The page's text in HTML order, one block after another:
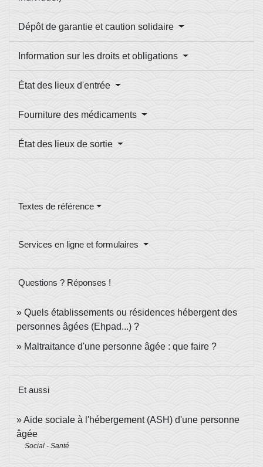
Dépôt de garantie et caution solidaire
Information sur les droits et obligations
État des lieux d'entrée
Fourniture des médicaments
État des lieux de sortie
Textes de référence
Services en ligne et formulaires
Questions ? Réponses !
Quels établissements ou résidences hébergent des
personnes âgées (Ehpad...) ?
Maltraitance d'une personne âgée : que faire ?
Et aussi
Aide sociale à l'hébergement (ASH) d'une personne
âgée
Social - Santé